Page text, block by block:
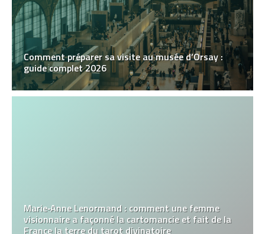
Comment préparer sa visite au musée d’Orsay :
guide complet 2026
Marie‑Anne Lenormand : comment une femme
visionnaire a façonné la cartomancie et fait de la
France la terre du tarot divinatoire